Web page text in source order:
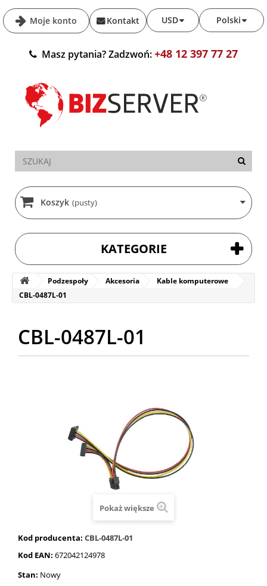
Moje konto Polski
USD
Kontakt
Masz pytania? Zadzwoń:+48 12 397 77 27
Koszyk (pusty)
KATEGORIE
Podzespoły Akcesoria
Kable komputerowe
CBL-0487L-01
CBL-0487L-01
Pokaż większe
Kod producenta: CBL-0487L-01
Kod EAN: 672042124978
Stan: Nowy